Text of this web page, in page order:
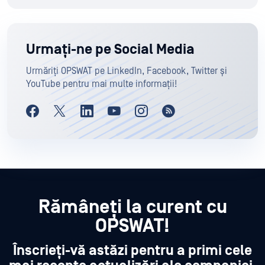
Urmați-ne pe Social Media
Urmăriți OPSWAT pe LinkedIn, Facebook, Twitter și
YouTube pentru mai multe informații!
Rămâneți la curent cu
OPSWAT!
Înscrieți-vă astăzi pentru a primi cele